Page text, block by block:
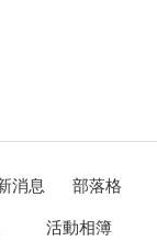
消息
部落格
活動相簿